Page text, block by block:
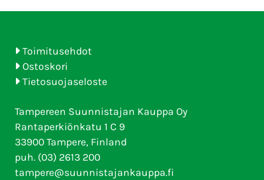
Toimitusehdot
Ostoskori
Tietosuojaseloste
Tampereen Suunnistajan Kauppa Oy
Rantaperkiönkatu 1 C 9
33900 Tampere, Finland
puh. (03) 2613 200
tampere@suunnistajankauppa.fi